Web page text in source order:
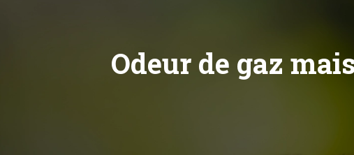
Odeur de gaz